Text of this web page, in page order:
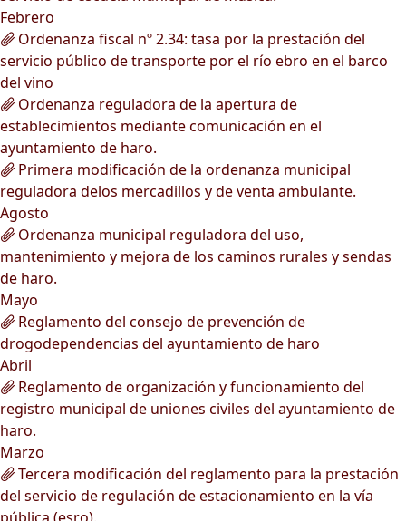
Febrero
Ordenanza fiscal nº 2.34: tasa por la prestación del
servicio público de transporte por el río ebro en el barco
del vino
Ordenanza reguladora de la apertura de
establecimientos mediante comunicación en el
ayuntamiento de haro.
Primera modificación de la ordenanza municipal
reguladora delos mercadillos y de venta ambulante.
Agosto
Ordenanza municipal reguladora del uso,
mantenimiento y mejora de los caminos rurales y sendas
de haro.
Mayo
Reglamento del consejo de prevención de
drogodependencias del ayuntamiento de haro
Abril
Reglamento de organización y funcionamiento del
registro municipal de uniones civiles del ayuntamiento de
haro.
Marzo
Tercera modificación del reglamento para la prestación
del servicio de regulación de estacionamiento en la vía